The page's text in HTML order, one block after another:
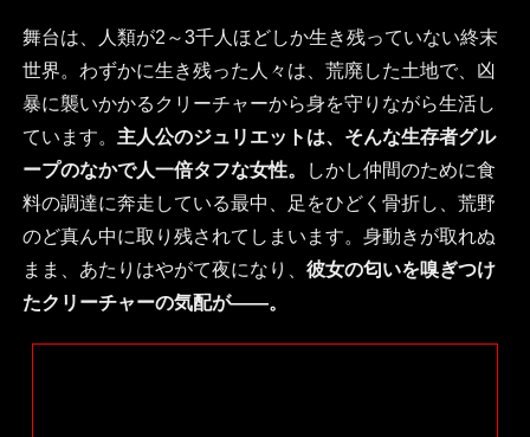
舞台は、人類が2～3千人ほどしか生き残っていない終末
世界。わずかに生き残った人々は、荒廃した土地で、凶
暴に襲いかかるクリーチャーから身を守りながら生活し
ています。 主人公のジュリエットは、そんな生存者グル
ープのなかで人一倍タフな女性。
しかし仲間のために食
料の調達に奔走している最中、足をひどく骨折し、荒野
のど真ん中に取り残されてしまいます。身動きが取れぬ
まま、あたりはやがて夜になり、 彼女の匂いを嗅ぎつけ
たクリーチャーの気配が――。